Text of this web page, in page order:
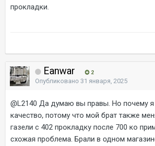
прокладки.
Eanwar 2
Опубликовано 31 января, 2025
@L2140 Да думаю вы правы. Но почему я
качество, потому что мой брат также
газели с 402 прокладку после 700 ко
схожая проблема. Брали в одном